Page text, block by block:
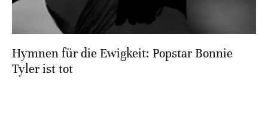
Hymnen für die Ewigkeit: Popstar Bonnie
Tyler ist tot